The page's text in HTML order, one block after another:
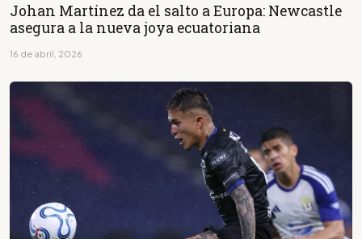
Johan Martínez da el salto a Europa: Newcastle
asegura a la nueva joya ecuatoriana
16 de abril, 2026